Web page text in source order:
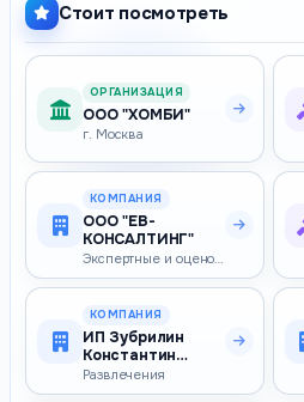
Стоит посмотреть
ОРГАНИЗАЦИЯ
ООО "ХОМБИ"
г. Москва
КОМПАНИЯ
ООО "ЕВ-
КОНСАЛТИНГ"
Экспертные и оценочные услуги
КОМПАНИЯ
ИП Зубрилин
Константин
Владимирович
Развлечения